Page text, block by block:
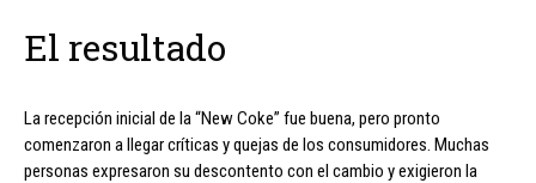
El resultado
La recepción inicial de la “New Coke” fue buena, pero pronto
comenzaron a llegar críticas y quejas de los consumidores. Muchas
personas expresaron su descontento con el cambio y exigieron la